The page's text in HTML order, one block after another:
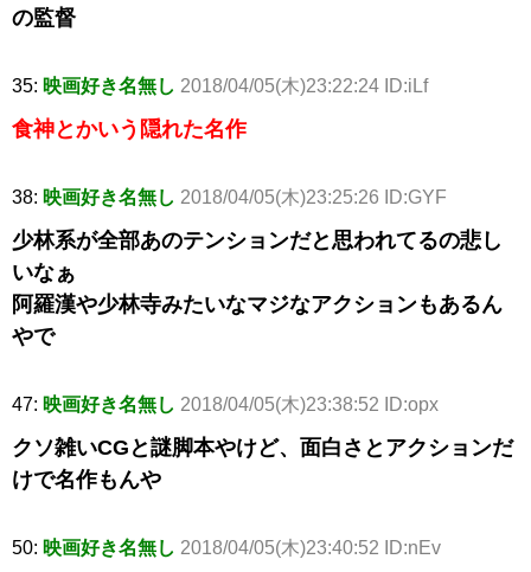
の監督
35: 映画好き名無し 2018/04/05(木)23:22:24 ID:iLf
食神とかいう隠れた名作
38: 映画好き名無し 2018/04/05(木)23:25:26 ID:GYF
少林系が全部あのテンションだと思われてるの悲し
いなぁ
阿羅漢や少林寺みたいなマジなアクションもあるん
やで
47: 映画好き名無し 2018/04/05(木)23:38:52 ID:opx
クソ雑いCGと謎脚本やけど、面白さとアクションだ
けで名作もんや
50: 映画好き名無し 2018/04/05(木)23:40:52 ID:nEv